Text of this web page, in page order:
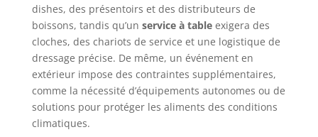
dishes, des présentoirs et des distributeurs de
boissons, tandis qu’un service à tableexigera des
cloches, des chariots de service et une logistique de
dressage précise. De même, un événement en
extérieur impose des contraintes supplémentaires,
comme la nécessité d’équipements autonomes ou de
solutions pour protéger les aliments des conditions
climatiques.